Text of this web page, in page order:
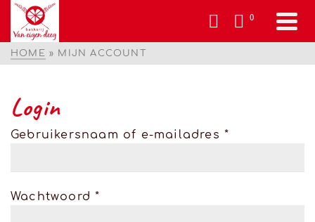
0
HOME » MIJN ACCOUNT
Login
Gebruikersnaam of e-mailadres *
Wachtwoord *